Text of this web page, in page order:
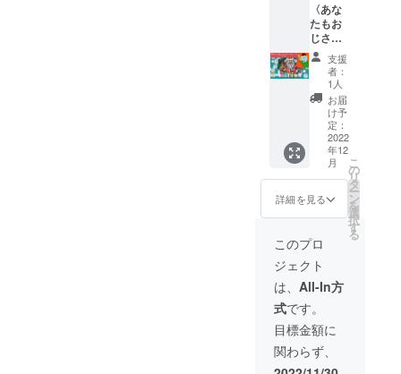
〈あな
たもお
じさん
カード
化！？
セッ
ト〉 先
着1名様
(締切
10/29)
10000
『サン
タ苦労
ス』×1
『サン
タ苦労
ス』の
おじさ
んカー
ドにな
る権利
※納期の
都合上
10/29ま
支援
者：
1人
お届
け予
定：
2022
年12
月
詳細を見る
こ
の
リ
タ
ー
ン
を
選
択
す
る
このプロ
ジェクト
は、 All-In方
式です。
目標金額に
関わらず、